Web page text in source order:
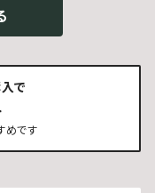
で
めです